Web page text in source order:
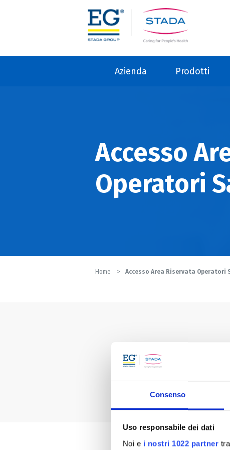
Consenso
Uso responsabile dei dati
Noi e i nostri 1022 partner
Azienda Prodotti
Accesso
Operatori
Home Accesso Area Riservata Operatori
Per usufruire dei